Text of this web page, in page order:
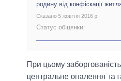
родину від конфіскації
Сказано 5 жовтня 2016 р.
Статус обіцянки:
При цьому
центральне опалення та